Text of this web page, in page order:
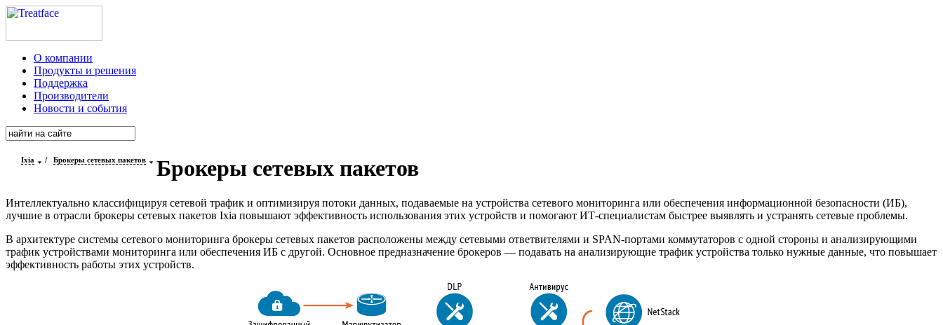
О компании
Продукты и решения
Поддержка
Производители
Новости и события
Ixia / Брокеры сетевых пакетов Брокеры сетевых пакетов
Интеллектуально классифицируя сетевой трафик и оптимизируя потоки данных, подаваемые на устройства сетевого мониторинга или обеспечения информационной безопасности (ИБ),
лучшие в отрасли брокеры сетевых пакетов Ixia повышают эффективность использования этих устройств и помогают ИТ-специалистам быстрее выявлять и устранять сетевые проблемы.
В архитектуре системы сетевого мониторинга брокеры сетевых пакетов расположены между сетевыми ответвителями и SPAN-портами коммутаторов с одной стороны и анализирующими
трафик устройствами мониторинга или обеспечения ИБ с другой. Основное предназначение брокеров — подавать на анализирующие трафик устройства только нужные данные, что повышает
эффективность работы этих устройств.